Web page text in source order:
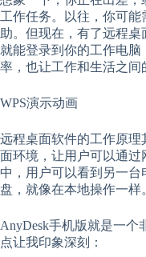
工作任务。以往，你可
助。但现在，有了远程
就能登录到你的工作电
率，也让工作和生活之间
WPS演示动画
远程桌面软件的工作原
面环境，让用户可以通
中，用户可以看到另一
盘，就像在本地操作一样
AnyDesk手机版就是一
点让我印象深刻：